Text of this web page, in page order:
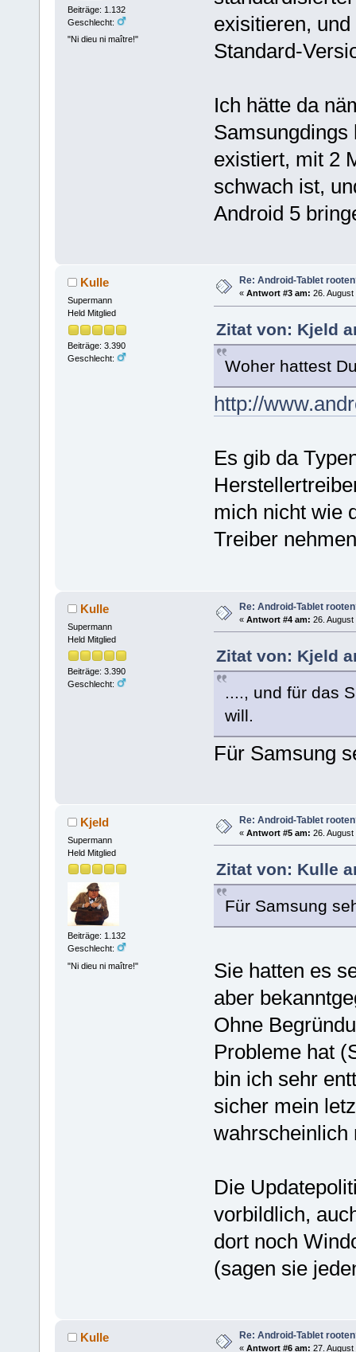
Beiträge: 1.132
Geschlecht:
"Ni dieu ni maître!"
exisitieren,
Standard-
Ich hätte da
Samsungdings
existiert, mit 2
schwach ist,
Android 5
Kulle
Supermann
Held Mitglied
Beiträge: 3.390
Geschlecht:
Re: Android-Tablet
« Antwort #3 am: 26.
Zitat von: Kjeld
Woher hattest
http://
Es gib da
mich nicht wie
Treiber
Kulle
Supermann
Held Mitglied
Beiträge: 3.390
Geschlecht:
Re: Android-Tablet
« Antwort #4 am: 26.
Zitat von: Kjeld
...., und für das
will.
Für Samsung
Kjeld
Supermann
Held Mitglied
Beiträge: 1.132
Geschlecht:
"Ni dieu ni maître!"
Re: Android-Tablet
« Antwort #5 am: 26.
Zitat von: Kulle
Für Samsung
Sie hatten es
aber
Ohne
Probleme hat
bin ich sehr
sicher mein
wahrscheinlich
Die
vorbildlich,
dort noch
(sagen sie
Kulle Re: Android-Tablet
« Antwort #6 am: 27.